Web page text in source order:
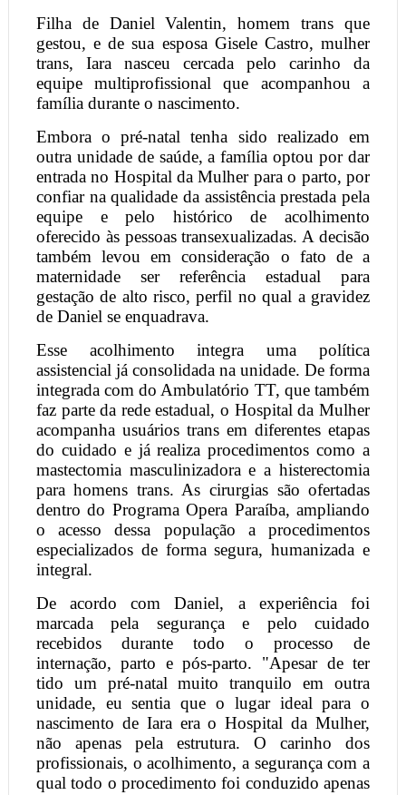
Filha de Daniel Valentin, homem trans que
gestou, e de sua esposa Gisele Castro, mulher
trans, Iara nasceu cercada pelo carinho da
equipe multiprofissional que acompanhou a
família durante o nascimento.
Embora o pré-natal tenha sido realizado em
outra unidade de saúde, a família optou por dar
entrada no Hospital da Mulher para o parto, por
confiar na qualidade da assistência prestada pela
equipe e pelo histórico de acolhimento
oferecido às pessoas transexualizadas. A decisão
também levou em consideração o fato de a
maternidade ser referência estadual para
gestação de alto risco, perfil no qual a gravidez
de Daniel se enquadrava.
Esse acolhimento integra uma política
assistencial já consolidada na unidade. De forma
integrada com do Ambulatório TT, que também
faz parte da rede estadual, o Hospital da Mulher
acompanha usuários trans em diferentes etapas
do cuidado e já realiza procedimentos como a
mastectomia masculinizadora e a histerectomia
para homens trans. As cirurgias são ofertadas
dentro do Programa Opera Paraíba, ampliando
o acesso dessa população a procedimentos
especializados de forma segura, humanizada e
integral.
De acordo com Daniel, a experiência foi
marcada pela segurança e pelo cuidado
recebidos durante todo o processo de
internação, parto e pós-parto. "Apesar de ter
tido um pré-natal muito tranquilo em outra
unidade, eu sentia que o lugar ideal para o
nascimento de Iara era o Hospital da Mulher,
não apenas pela estrutura. O carinho dos
profissionais, o acolhimento, a segurança com a
qual todo o procedimento foi conduzido apenas